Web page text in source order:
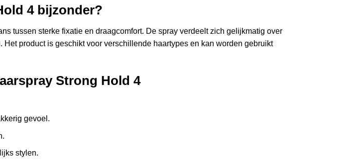
4 bijzonder?
tussen sterke fixatie en draagcomfort. De spray verdeelt zich gelijkmatig over
product is geschikt voor verschillende haartypes en kan worden gebruikt
Strong Hold 4
gevoel.
stylen.